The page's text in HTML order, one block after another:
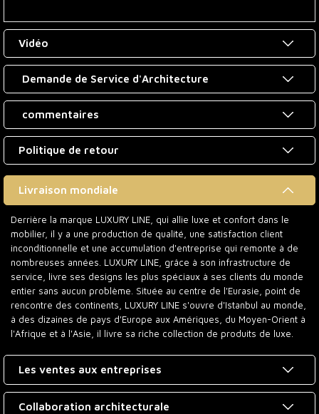
Vidéo
Demande de Service d'Architecture
commentaires
Politique de retour
Livraison mondiale
Derrière la marque LUXURY LINE, qui allie luxe et confort dans le
mobilier, il y a une production de qualité, une satisfaction client
inconditionnelle et une accumulation d'entreprise qui remonte à de
nombreuses années. LUXURY LINE, grâce à son infrastructure de
service, livre ses designs les plus spéciaux à ses clients du monde
entier sans aucun problème. Située au centre de l'Eurasie, point de
rencontre des continents, LUXURY LINE s'ouvre d'Istanbul au monde,
à des dizaines de pays d'Europe aux Amériques, du Moyen-Orient à
l'Afrique et à l'Asie, il livre sa riche collection de produits de luxe.
Les ventes aux entreprises
Collaboration architecturale